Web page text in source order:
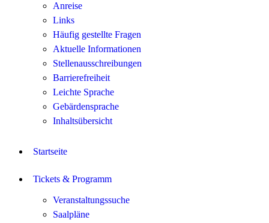
Anreise
Links
Häufig gestellte Fragen
Aktuelle Informationen
Stellenausschreibungen
Barrierefreiheit
Leichte Sprache
Gebärdensprache
Inhaltsübersicht
Startseite
Tickets & Programm
Veranstaltungssuche
Saalpläne